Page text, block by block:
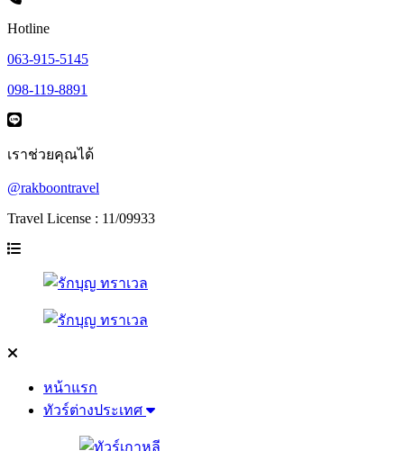
Hotline
063-915-5145
098-119-8891
เราช่วยคุณได้
@rakboontravel
Travel License : 11/09933
หน้าแรก
ทัวร์ต่างประเทศ